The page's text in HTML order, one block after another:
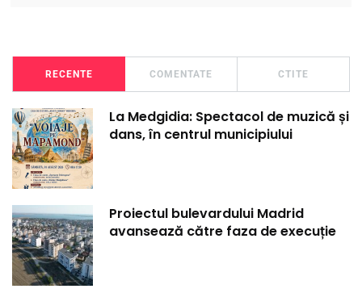
RECENTE COMENTATE CTITE
La Medgidia: Spectacol de muzică și
dans, în centrul municipiului
Proiectul bulevardului Madrid
avansează către faza de execuție